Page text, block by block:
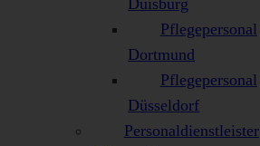
Duisburg
Pflegepersonal
Dortmund
Pflegepersonal
Düsseldorf
Personaldienstleister